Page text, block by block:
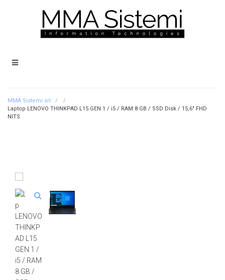
MMA Sistemi srl. /
/
Laptop LENOVO THINKPAD L15 GEN 1 / i5 / RAM 8 GB / SSD Disk / 15,6″ FHD
NITS